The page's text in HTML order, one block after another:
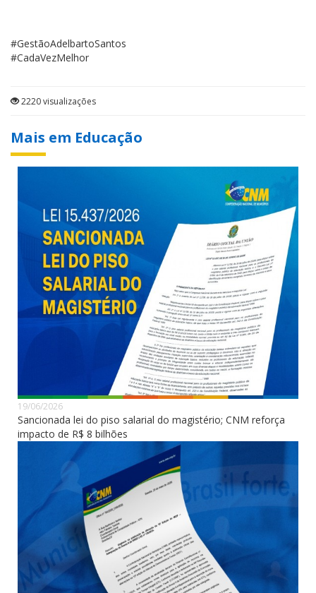
#GestãoAdelbartoSantos
#CadaVezMelhor
2220 visualizações
Mais em Educação
19/06/2026
Sancionada lei do piso salarial do magistério; CNM reforça
impacto de R$ 8 bilhões